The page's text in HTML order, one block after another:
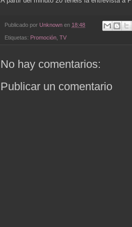
Publicado por Unknown en 18:48
Etiquetas: Promoción TV
No hay comentarios:
Publicar un comentario